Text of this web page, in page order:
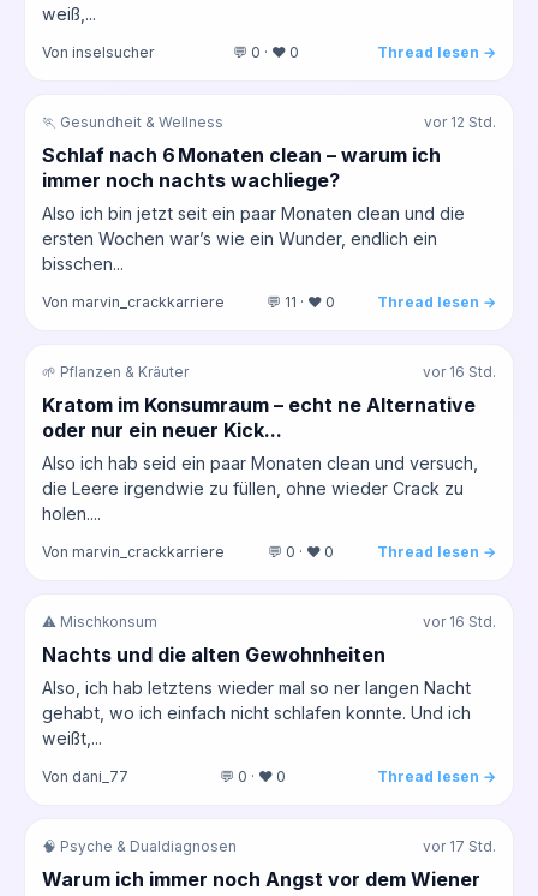
weiß,...
Von inselsucher 💬 0 · ❤️ 0 Thread lesen →
🏃 Gesundheit & Wellness vor 12 Std.
Schlaf nach 6 Monaten clean – warum ich
immer noch nachts wachliege?
Also ich bin jetzt seit ein paar Monaten clean und die
ersten Wochen war’s wie ein Wunder, endlich ein
bisschen...
Von marvin_crackkarriere 💬 11 · ❤️ 0 Thread lesen →
🌱 Pflanzen & Kräuter vor 16 Std.
Kratom im Konsumraum – echt ne Alternative
oder nur ein neuer Kick...
Also ich hab seid ein paar Monaten clean und versuch,
die Leere irgendwie zu füllen, ohne wieder Crack zu
holen....
Von marvin_crackkarriere 💬 0 · ❤️ 0 Thread lesen →
⚠️ Mischkonsum vor 16 Std.
Nachts und die alten Gewohnheiten
Also, ich hab letztens wieder mal so ner langen Nacht
gehabt, wo ich einfach nicht schlafen konnte. Und ich
weißt,...
Von dani_77 💬 0 · ❤️ 0 Thread lesen →
🧠 Psyche & Dualdiagnosen vor 17 Std.
Warum ich immer noch Angst vor dem Wiener